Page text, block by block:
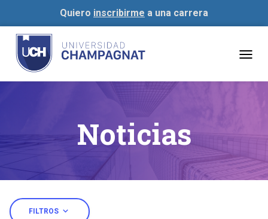
Quiero inscribirme a una carrera
Noticias
FILTROS expand_more